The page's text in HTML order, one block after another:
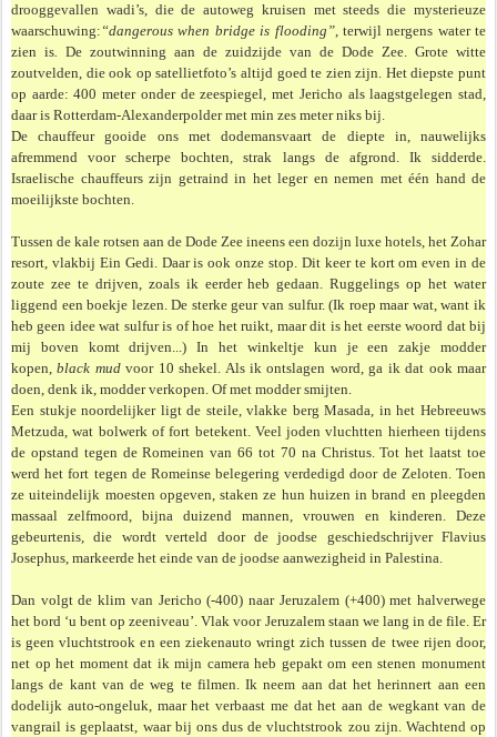
drooggevallen wadi’s, die de autoweg kruisen met steeds die mysterieuze
waarschuwing: “dangerous when bridge is flooding”, terwijl nergens water te
zien is. De zoutwinning aan de zuidzijde van de Dode Zee. Grote witte
zoutvelden, die ook op satellietfoto’s altijd goed te zien zijn. Het diepste punt
op aarde: 400 meter onder de zeespiegel, met Jericho als laagstgelegen stad,
daar is Rotterdam-Alexanderpolder met min zes meter niks bij.
De chauffeur gooide ons met dodemansvaart de diepte in, nauwelijks
afremmend voor scherpe bochten, strak langs de afgrond. Ik sidderde.
Israelische chauffeurs zijn getraind in het leger en nemen met één hand de
moeilijkste bochten.
Tussen de kale rotsen aan de Dode Zee ineens een dozijn luxe hotels, het Zohar
resort, vlakbij Ein Gedi. Daar is ook onze stop. Dit keer te kort om even in de
zoute zee te drijven, zoals ik eerder heb gedaan. Ruggelings op het water
liggend een boekje lezen. De sterke geur van sulfur. (Ik roep maar wat, want ik
heb geen idee wat sulfur is of hoe het ruikt, maar dit is het eerste woord dat bij
mij boven komt drijven...) In het winkeltje kun je een zakje modder
kopen,black mudvoor 10 shekel. Als ik ontslagen word, ga ik dat ook maar
doen, denk ik, modder verkopen. Of met modder smijten.
Een stukje noordelijker ligt de steile, vlakke berg Masada, in het Hebreeuws
Metzuda, wat bolwerk of fort betekent. Veel joden vluchtten hierheen tijdens
de opstand tegen de Romeinen van 66 tot 70 na Christus. Tot het laatst toe
werd het fort tegen de Romeinse belegering verdedigd door de Zeloten. Toen
ze uiteindelijk moesten opgeven, staken ze hun huizen in brand en pleegden
massaal zelfmoord, bijna duizend mannen, vrouwen en kinderen. Deze
gebeurtenis, die wordt verteld door de joodse geschiedschrijver Flavius
Josephus, markeerde het einde van de joodse aanwezigheid in Palestina.
Dan volgt de klim van Jericho (-400) naar Jeruzalem (+400) met halverwege
het bord ‘u bent op zeeniveau’. Vlak voor Jeruzalem staan we lang in de file. Er
is geen vluchtstrook en een ziekenauto wringt zich tussen de twee rijen door,
net op het moment dat ik mijn camera heb gepakt om een stenen monument
langs de kant van de weg te filmen. Ik neem aan dat het herinnert aan een
dodelijk auto-ongeluk, maar het verbaast me dat het aan de wegkant van de
vangrail is geplaatst, waar bij ons dus de vluchtstrook zou zijn. Wachtend op